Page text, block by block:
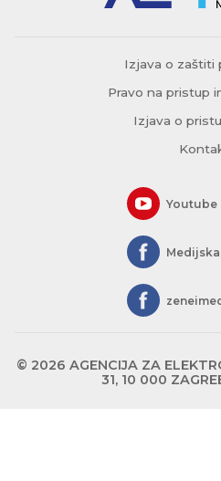
Izjava o zaštiti
Pravo na pristup
Izjava o
Youtube
© 2026 AGENCIJA ZA
31, 10 000